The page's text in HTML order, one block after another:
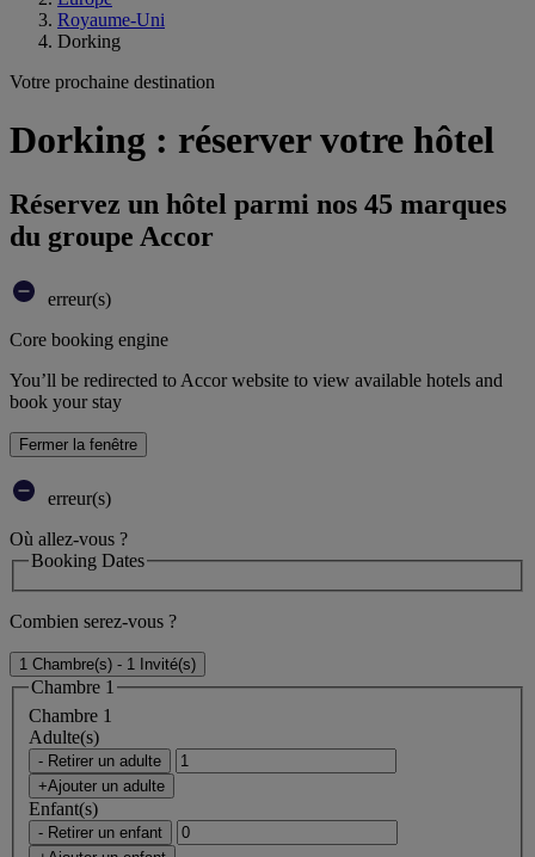
Royaume-Uni
Dorking
Votre prochaine destination
Dorking : réserver votre hôtel
Réservez un hôtel parmi nos 45 marques
du groupe Accor
erreur(s)
Core booking engine
You’ll be redirected to Accor website to view available hotels and
book your stay
Fermer la fenêtre
erreur(s)
Où allez-vous ?
Booking Dates
Combien serez-vous ?
1 Chambre(s) - 1 Invité(s)
Chambre 1
Chambre 1
Adulte(s)
- Retirer un adulte
+Ajouter un adulte
Enfant(s)
- Retirer un enfant